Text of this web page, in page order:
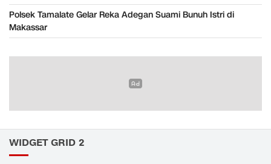
Polsek Tamalate Gelar Reka Adegan Suami Bunuh Istri di
Makassar
WIDGET GRID 2